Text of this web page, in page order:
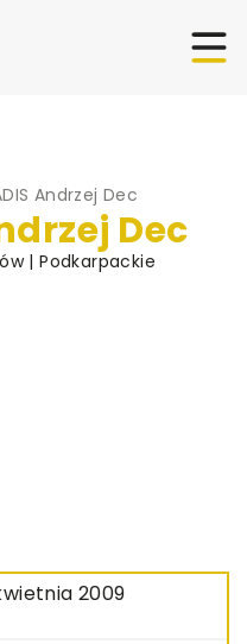
Andrzej Dec
Dec
| Podkarpackie
2009